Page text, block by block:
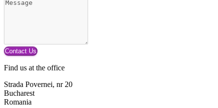
Find us at the office
Strada Povernei, nr 20
Bucharest
Romania